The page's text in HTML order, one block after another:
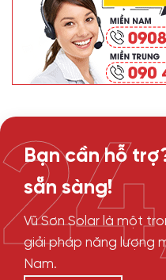
Bạn cần hỗ
sẵn sàng!
Vũ Sơn Solar là một
giải pháp năng lượng
Nam.